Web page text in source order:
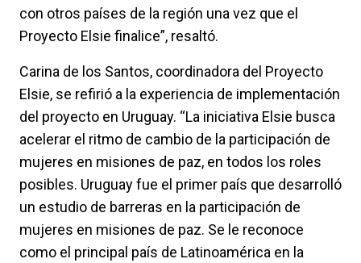
con otros países de la región una vez que el
Proyecto Elsie finalice”, resaltó.
Carina de los Santos, coordinadora del Proyecto
Elsie, se refirió a la experiencia de implementación
del proyecto en Uruguay. “La iniciativa Elsie busca
acelerar el ritmo de cambio de la participación de
mujeres en misiones de paz, en todos los roles
posibles. Uruguay fue el primer país que desarrolló
un estudio de barreras en la participación de
mujeres en misiones de paz. Se le reconoce
como el principal país de Latinoamérica en la